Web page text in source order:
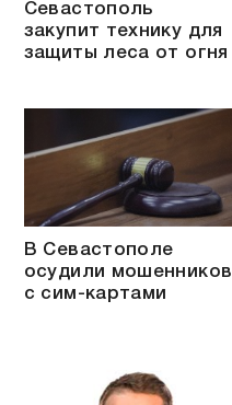
Севастополь
закупит технику для
защиты леса от огня
В Севастополе
осудили мошенников
с сим-картами